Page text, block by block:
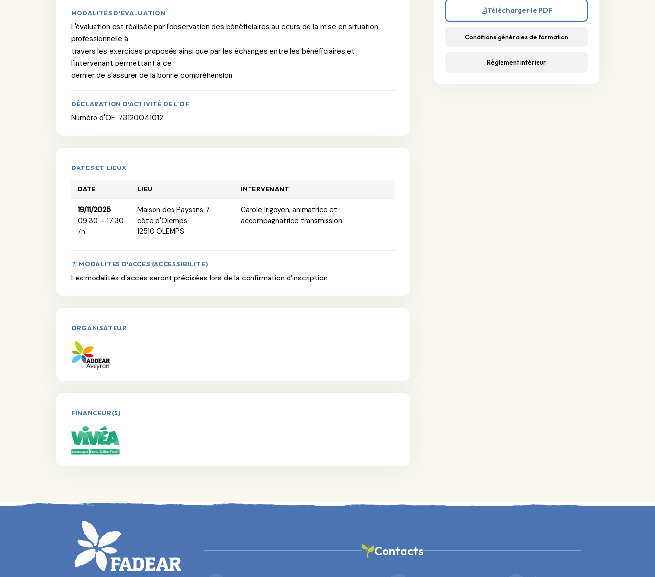
MODALITÉS D'ÉVALUATION
L'évaluation est réalisée par l'observation des bénéficiaires au cours de la mise en situation
professionnelle à
travers les exercices proposés ainsi que par les échanges entre les bénéficiaires et
l'intervenant permettant à ce
dernier de s'assurer de la bonne compréhension
DÉCLARATION D'ACTIVITÉ DE L'OF
Numéro d'OF: 73120041012
DATES ET LIEUX
DATE LIEU INTERVENANT
19/11/2025
09:30 – 17:30
7h
Maison des Paysans 7
côte d'Olemps
12510 OLEMPS
Carole Irigoyen, animatrice et
accompagnatrice transmission
MODALITÉS D'ACCÈS (ACCESSIBILITÉ)
Les modalités d’accès seront précisées lors de la confirmation d’inscription.
ORGANISATEUR
FINANCEUR(S)
Télécharger le PDF
Conditions générales de formation
Règlement intérieur
Contacts